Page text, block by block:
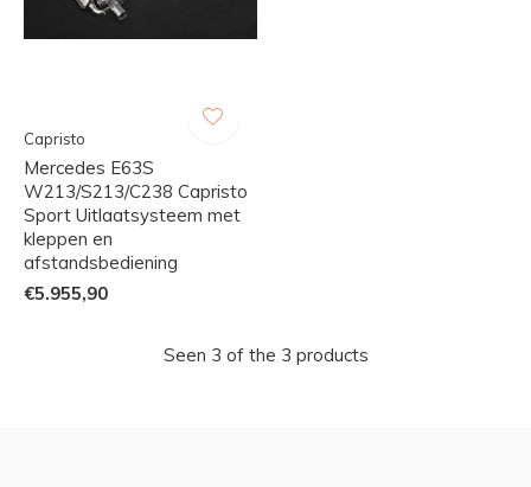
Capristo
Mercedes E63S
W213/S213/C238 Capristo
Sport Uitlaatsysteem met
kleppen en
afstandsbediening
€5.955,90
Seen 3 of the 3 products